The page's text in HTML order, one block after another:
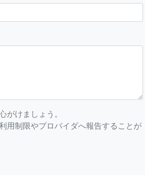
がけましょう。
用制限やプロバイダへ報告することが